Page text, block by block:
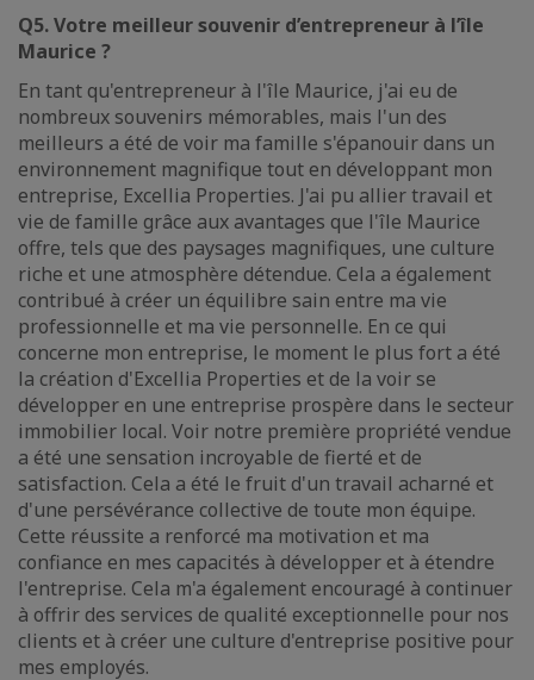
Q5. Votre meilleur souvenir d’entrepreneur à l’île
Maurice ?
En tant qu'entrepreneur à l'île Maurice, j'ai eu de
nombreux souvenirs mémorables, mais l'un des
meilleurs a été de voir ma famille s'épanouir dans un
environnement magnifique tout en développant mon
entreprise, Excellia Properties. J'ai pu allier travail et
vie de famille grâce aux avantages que l'île Maurice
offre, tels que des paysages magnifiques, une culture
riche et une atmosphère détendue. Cela a également
contribué à créer un équilibre sain entre ma vie
professionnelle et ma vie personnelle. En ce qui
concerne mon entreprise, le moment le plus fort a été
la création d'Excellia Properties et de la voir se
développer en une entreprise prospère dans le secteur
immobilier local. Voir notre première propriété vendue
a été une sensation incroyable de fierté et de
satisfaction. Cela a été le fruit d'un travail acharné et
d'une persévérance collective de toute mon équipe.
Cette réussite a renforcé ma motivation et ma
confiance en mes capacités à développer et à étendre
l'entreprise. Cela m'a également encouragé à continuer
à offrir des services de qualité exceptionnelle pour nos
clients et à créer une culture d'entreprise positive pour
mes employés.